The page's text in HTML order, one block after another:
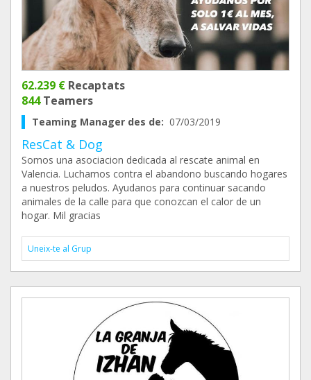
62.239 € Recaptats
844Teamers
Teaming Manager des de: 07/03/2019
ResCat & Dog
Somos una asociacion dedicada al rescate animal en
Valencia. Luchamos contra el abandono buscando hogares
a nuestros peludos. Ayudanos para continuar sacando
animales de la calle para que conozcan el calor de un
hogar. Mil gracias
Uneix-te al Grup